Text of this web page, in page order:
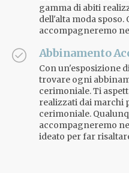
gamma di abiti
dell'alta moda sposo.
accompagneremo
Abbinamento
Con un'esposizione
trovare ogni
cerimoniale. Ti
realizzati dai marchi
cerimoniale.
accompagneremo
ideato per far